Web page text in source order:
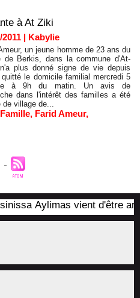
à At Ziki
2011 | Kabylie
un jeune homme de 23 ans du
de Berkis, dans la commune d'At-
plus donné signe de vie depuis
le domicile familial mercredi 5
à 9h du matin. Un avis de
dans l'intérêt des familles a été
de village de...
Famille, Farid Ameur,
Aylimas vient d'être